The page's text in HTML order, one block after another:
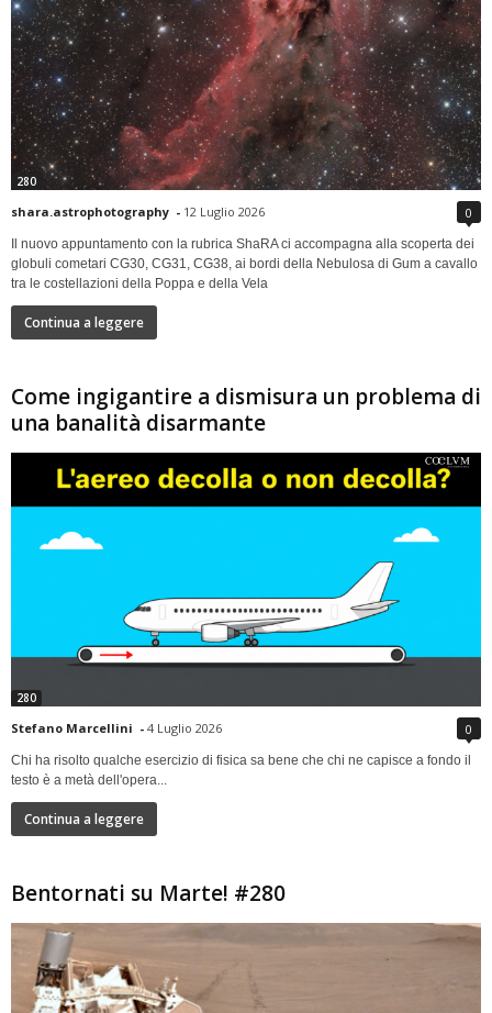
280
shara.astrophotography - 12 Luglio 2026 0
Il nuovo appuntamento con la rubrica ShaRA ci accompagna alla scoperta dei
globuli cometari CG30, CG31, CG38, ai bordi della Nebulosa di Gum a cavallo
tra le costellazioni della Poppa e della Vela
Continua a leggere
Come ingigantire a dismisura un problema di
una banalità disarmante
280
Stefano Marcellini - 4 Luglio 2026 0
Chi ha risolto qualche esercizio di fisica sa bene che chi ne capisce a fondo il
testo è a metà dell'opera...
Continua a leggere
Bentornati su Marte! #280